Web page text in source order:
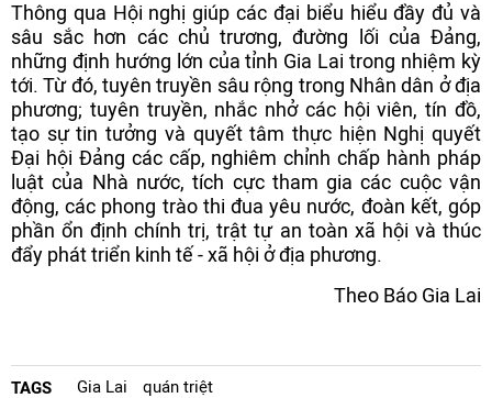
Thông qua Hội nghị giúp các đại biểu hiểu đầy đủ và
sâu sắc hơn các chủ trương, đường lối của Đảng,
những định hướng lớn của tỉnh Gia Lai trong nhiệm kỳ
tới. Từ đó, tuyên truyền sâu rộng trong Nhân dân ở địa
phương; tuyên truyền, nhắc nhở các hội viên, tín đồ,
tạo sự tin tưởng và quyết tâm thực hiện Nghị quyết
Đại hội Đảng các cấp, nghiêm chỉnh chấp hành pháp
luật của Nhà nước, tích cực tham gia các cuộc vận
động, các phong trào thi đua yêu nước, đoàn kết, góp
phần ổn định chính trị, trật tự an toàn xã hội và thúc
đẩy phát triển kinh tế - xã hội ở địa phương.
Theo Báo Gia Lai
TAGS Gia Lai
quán triệt